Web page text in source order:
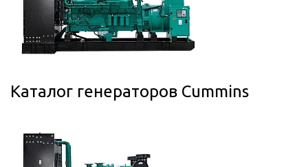
Каталог генераторов Cummins